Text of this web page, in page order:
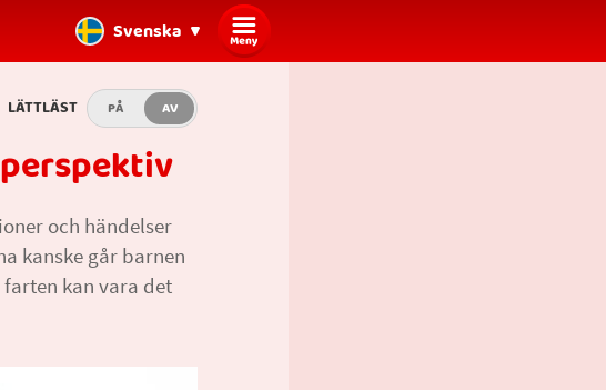
Svenska
LÄTTLÄST PÅ AV
och händelser
kanske går barnen
kan vara det